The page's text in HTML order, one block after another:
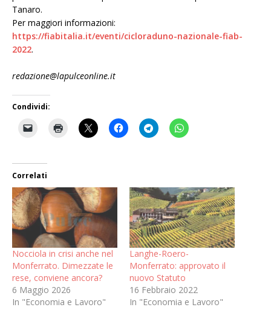
Tanaro.
Per maggiori informazioni:
https://fiabitalia.it/eventi/cicloraduno-nazionale-fiab-
2022.
redazione@lapulceonline.it
Condividi:
Correlati
Nocciola in crisi anche nel
Monferrato. Dimezzate le
rese, conviene ancora?
6 Maggio 2026
In "Economia e Lavoro"
Langhe-Roero-
Monferrato: approvato il
nuovo Statuto
16 Febbraio 2022
In "Economia e Lavoro"